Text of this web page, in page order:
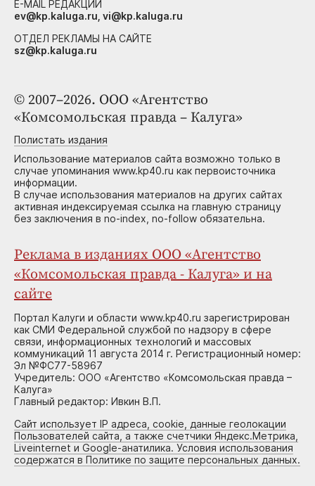
© 2007–2026. ООО «Агентство
«Комсомольская правда – Калуга»
Полистать издания
Использование материалов сайта возможно только в
случае упоминания www.kp40.ru как первоисточника
информации.
В случае использования материалов на других сайтах
активная индексируемая ссылка на главную страницу
без заключения в no-index, no-follow обязательна.
Реклама в изданиях ООО «Агентство
«Комсомольская правда - Калуга» и на
сайте
Портал Калуги и области www.kp40.ru зарегистрирован
как СМИ Федеральной службой по надзору в сфере
связи, информационных технологий и массовых
коммуникаций 11 августа 2014 г. Регистрационный номер:
Эл №ФС77-58967
Учредитель: ООО «Агентство «Комсомольская правда –
Калуга»
Главный редактор: Ивкин В.П.
Сайт использует IP адреса, cookie, данные геолокации
Пользователей сайта, а также счетчики Яндекс.Метрика,
Liveinternet и Google-анатилика. Условия использования
содержатся в Политике по защите персональных данных.
E-MAIL РЕДАКЦИИ
ev@kp.kaluga.ru, vi@kp.kaluga.ru
ОТДЕЛ РЕКЛАМЫ НА САЙТЕ
sz@kp.kaluga.ru